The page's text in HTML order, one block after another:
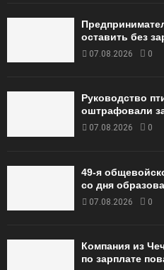
оставить без
07.08.2026 0
Руководство
оштрафовали
07.08.2026 0
49‑я
со дня
07.08.2026 0
Компания из
по зарплате